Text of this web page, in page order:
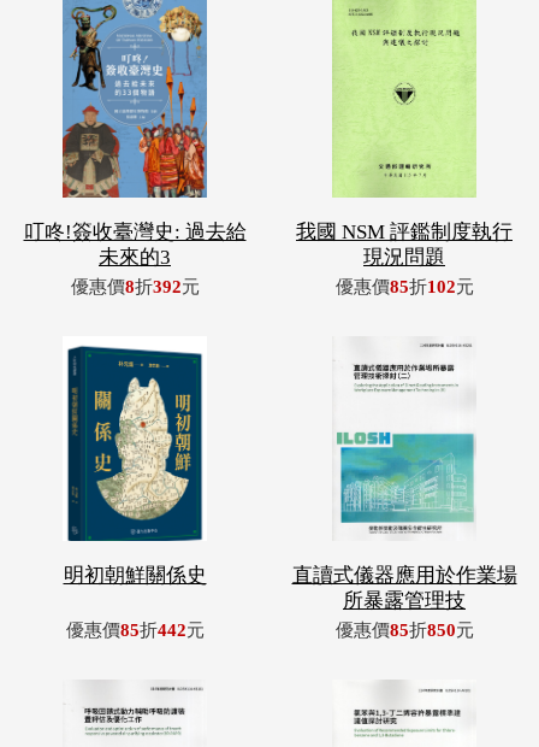
叮咚!簽收臺灣史: 過去給
未來的3
優惠價8折392元
我國 NSM 評鑑制度執行
現況問題
優惠價85折102元
明初朝鮮關係史
優惠價85折442元
直讀式儀器應用於作業場
所暴露管理技
優惠價85折850元